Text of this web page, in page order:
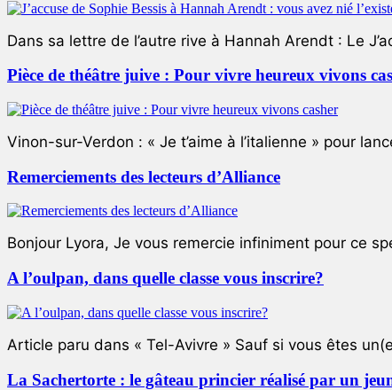
Dans sa lettre de l’autre rive à Hannah Arendt : Le
Pièce de théâtre juive : Pour vivre heureux vivons
Vinon-sur-Verdon : « Je t’aime à l’italienne » pour
Remerciements des lecteurs d’Alliance
Bonjour Lyora, Je vous remercie infiniment pour ce
A l’oulpan, dans quelle classe vous inscrire?
Article paru dans « Tel-Avivre » Sauf si vous êtes
La Sachertorte : le gâteau princier réalisé par un